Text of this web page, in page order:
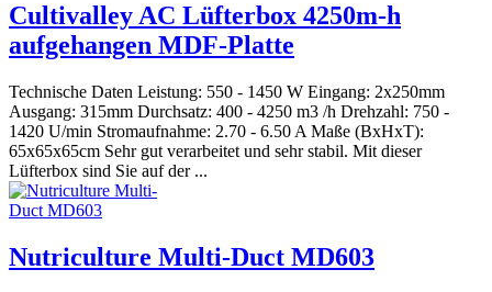
Cultivalley AC Lüfterbox 4250m-h
aufgehangen MDF-Platte
Technische Daten Leistung: 550 - 1450 W Eingang: 2x250mm
Ausgang: 315mm Durchsatz: 400 - 4250 m3 /h Drehzahl: 750 -
1420 U/min Stromaufnahme: 2.70 - 6.50 A Maße (BxHxT):
65x65x65cm Sehr gut verarbeitet und sehr stabil. Mit dieser
Lüfterbox sind Sie auf der ...
Nutriculture Multi-Duct MD603